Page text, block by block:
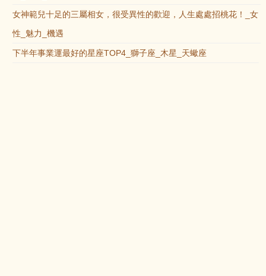
女神範兒十足的三屬相女，很受異性的歡迎，人生處處招桃花！_女
性_魅力_機遇
下半年事業運最好的星座TOP4_獅子座_木星_天蠍座